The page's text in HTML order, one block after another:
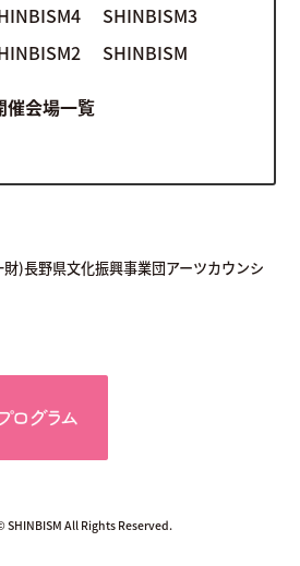
SHINBISM3
SHINBISM
催会場一覧
)長野県文化振興事業団アーツカウンシ
All Rights Reserved.